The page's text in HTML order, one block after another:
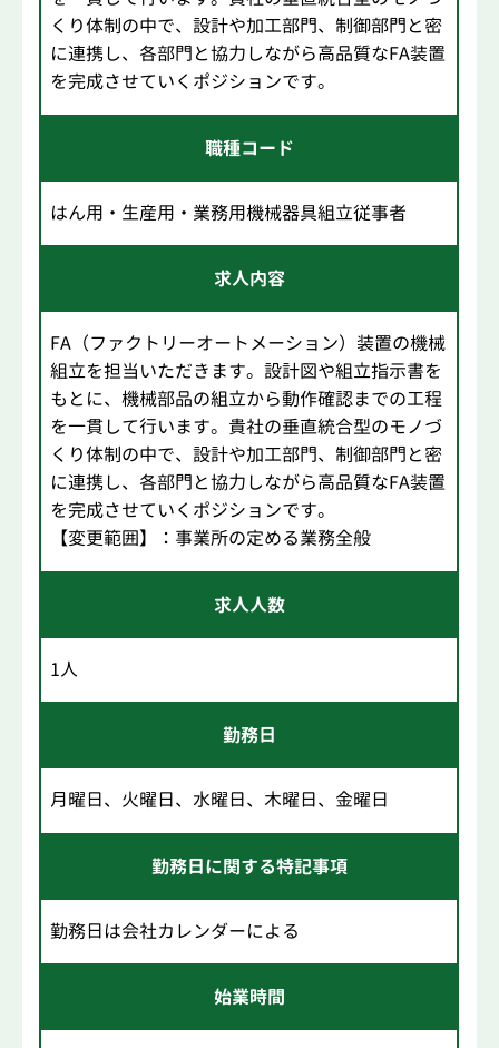
くり体制の中で、設計や加工部門、制御部門と密
に連携し、各部門と協力しながら高品質なFA装置
を完成させていくポジションです。
職種コード
はん用・生産用・業務用機械器具組立従事者
求人内容
FA（ファクトリーオートメーション）装置の機械
組立を担当いただきます。設計図や組立指示書を
もとに、機械部品の組立から動作確認までの工程
を一貫して行います。貴社の垂直統合型のモノづ
くり体制の中で、設計や加工部門、制御部門と密
に連携し、各部門と協力しながら高品質なFA装置
を完成させていくポジションです。
【変更範囲】：事業所の定める業務全般
求人人数
1人
勤務日
月曜日、火曜日、水曜日、木曜日、金曜日
勤務日に関する特記事項
勤務日は会社カレンダーによる
始業時間